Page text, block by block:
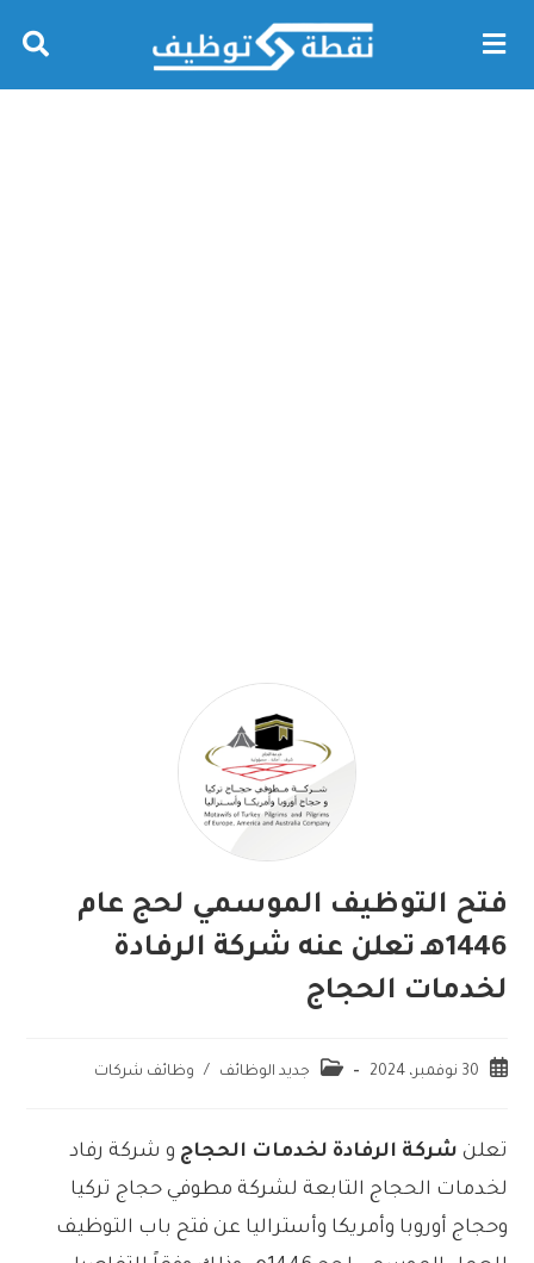
فتح التوظيف الموسمي لحج عام
1446هـ تعلن عنه شركة الرفادة
لخدمات الحجاج
30 نوفمبر، 2024 جديد الوظائف / وظائف شركات
تعلن شركة الرفادة لخدمات الحجاج و شركة رفاد
لخدمات الحجاج التابعة لشركة مطوفي حجاج تركيا
وحجاج أوروبا وأمريكا وأستراليا عن فتح باب التوظيف